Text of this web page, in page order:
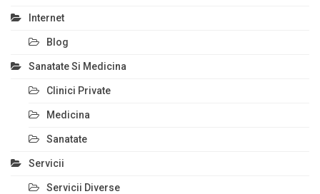
Internet
Blog
Sanatate Si Medicina
Clinici Private
Medicina
Sanatate
Servicii
Servicii Diverse